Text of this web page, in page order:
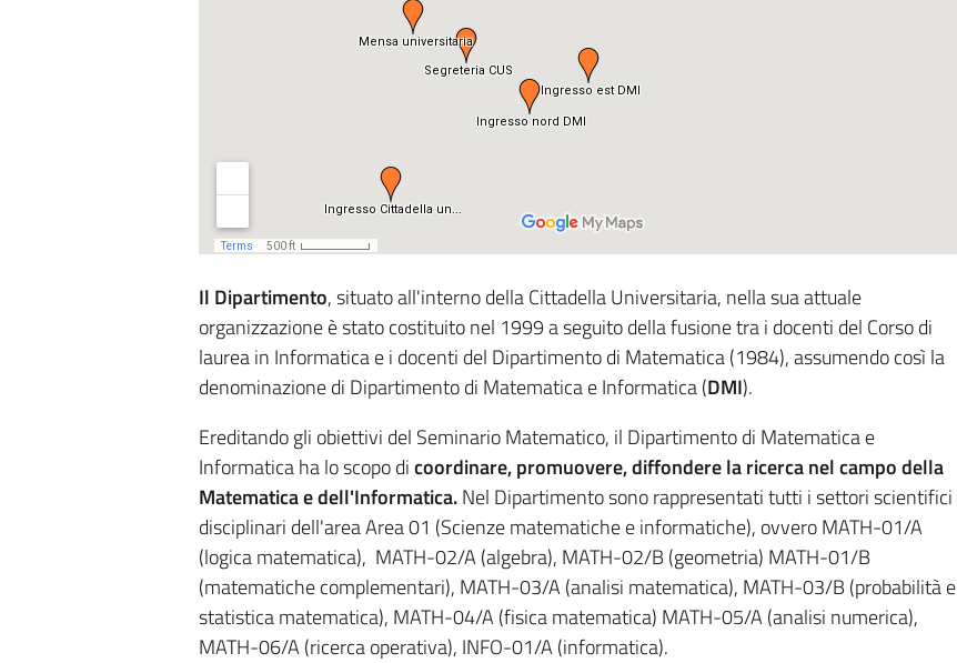
Il Dipartimento, situato all'interno della Cittadella Universitaria, nella sua attuale
organizzazione è stato costituito nel 1999 a seguito della fusione tra i docenti del Corso di
laurea in Informatica e i docenti del Dipartimento di Matematica (1984), assumendo così la
denominazione di Dipartimento di Matematica e Informatica (DMI).
Ereditando gli obiettivi del Seminario Matematico, il Dipartimento di Matematica e
Informaticaha lo scopo dicoordinare, promuovere, diffondere la ricerca nel campo della
Matematica e dell'Informatica.Nel Dipartimento sono rappresentati tutti i settori scientifici
disciplinari dell'area Area 01 (Scienze matematiche e informatiche), ovvero MATH-01/A
(logica matematica), MATH-02/A (algebra), MATH-02/B (geometria) MATH-01/B
(matematiche complementari), MATH-03/A (analisi matematica), MATH-03/B (probabilità e
statistica matematica), MATH-04/A (fisica matematica) MATH-05/A (analisi numerica),
MATH-06/A (ricerca operativa), INFO-01/A (informatica).